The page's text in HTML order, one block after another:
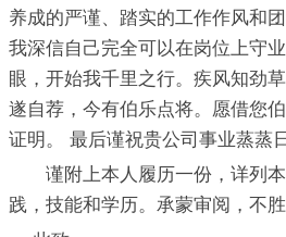
养成的严谨、踏实的工作作风和
我深信自己完全可以在岗位上守
眼，开始我千里之行。疾风知劲
遂自荐，今有伯乐点将。愿借您
证明。 最后谨祝贵公司事业蒸蒸
谨附上本人履历一份，详列本
践，技能和学历。承蒙审阅，不